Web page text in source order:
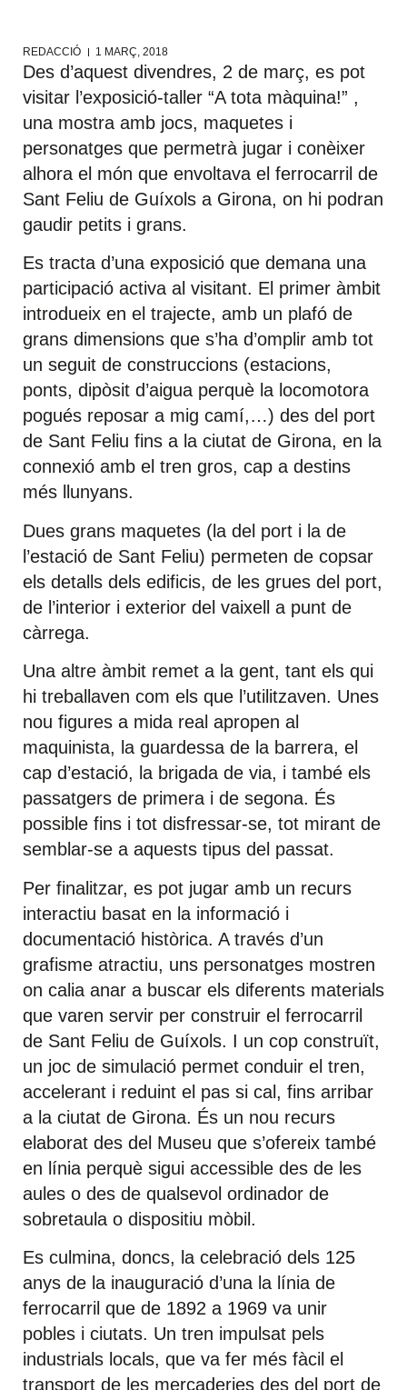
REDACCIÓ 1 MARÇ, 2018
Des d’aquest divendres, 2 de març, es pot
visitar l’exposició-taller “A tota màquina!” ,
una mostra amb jocs, maquetes i
personatges que permetrà jugar i conèixer
alhora el món que envoltava el ferrocarril de
Sant Feliu de Guíxols a Girona, on hi podran
gaudir petits i grans.
Es tracta d’una exposició que demana una
participació activa al visitant. El primer àmbit
introdueix en el trajecte, amb un plafó de
grans dimensions que s’ha d’omplir amb tot
un seguit de construccions (estacions,
ponts, dipòsit d’aigua perquè la locomotora
pogués reposar a mig camí,…) des del port
de Sant Feliu fins a la ciutat de Girona, en la
connexió amb el tren gros, cap a destins
més llunyans.
Dues grans maquetes (la del port i la de
l’estació de Sant Feliu) permeten de copsar
els detalls dels edificis, de les grues del port,
de l’interior i exterior del vaixell a punt de
càrrega.
Una altre àmbit remet a la gent, tant els qui
hi treballaven com els que l’utilitzaven. Unes
nou figures a mida real apropen al
maquinista, la guardessa de la barrera, el
cap d’estació, la brigada de via, i també els
passatgers de primera i de segona. És
possible fins i tot disfressar-se, tot mirant de
semblar-se a aquests tipus del passat.
Per finalitzar, es pot jugar amb un recurs
interactiu basat en la informació i
documentació històrica. A través d’un
grafisme atractiu, uns personatges mostren
on calia anar a buscar els diferents materials
que varen servir per construir el ferrocarril
de Sant Feliu de Guíxols. I un cop construït,
un joc de simulació permet conduir el tren,
accelerant i reduint el pas si cal, fins arribar
a la ciutat de Girona. És un nou recurs
elaborat des del Museu que s’ofereix també
en línia perquè sigui accessible des de les
aules o des de qualsevol ordinador de
sobretaula o dispositiu mòbil.
Es culmina, doncs, la celebració dels 125
anys de la inauguració d’una la línia de
ferrocarril que de 1892 a 1969 va unir
pobles i ciutats. Un tren impulsat pels
industrials locals, que va fer més fàcil el
transport de les mercaderies des del port de